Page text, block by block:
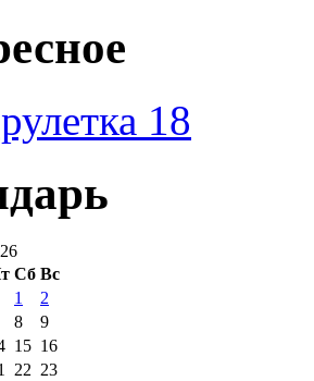
18
Сб Вс
1
2
8
9
15 16
22 23